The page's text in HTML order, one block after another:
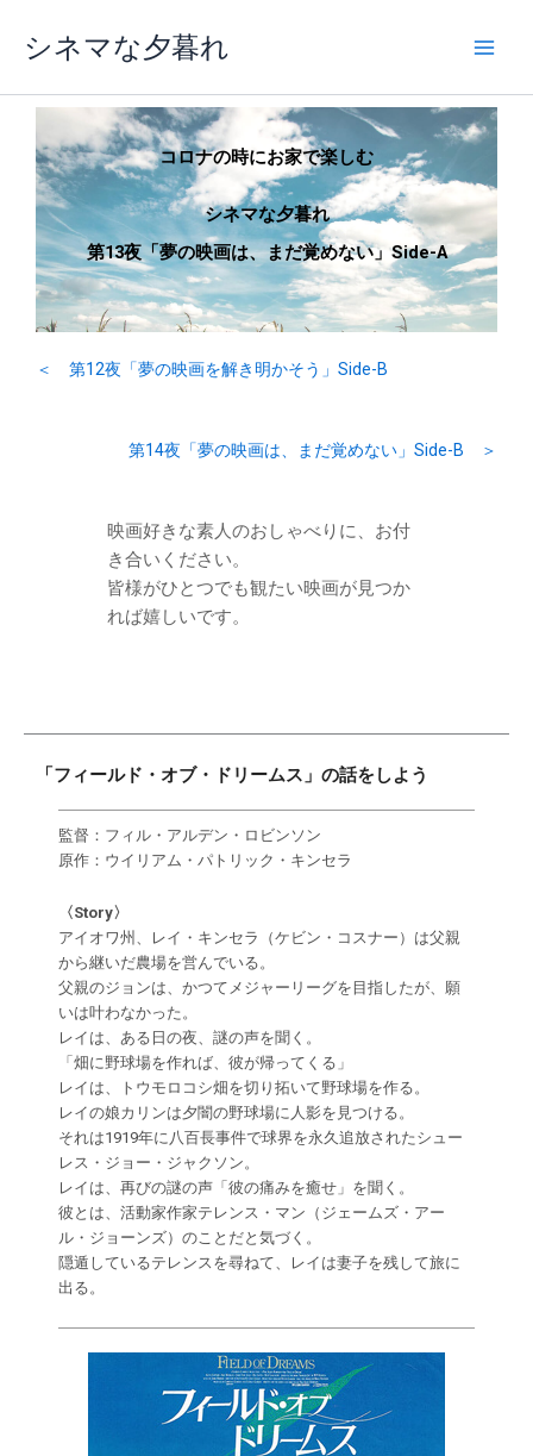
ス
シネマな夕暮れ
コロナの時にお家で楽しむ
シネマな夕暮れ
第13夜「夢の映画は、まだ覚めない」Side-A
＜ 第12夜「夢の映画を解き明かそう」Side-B
第14夜「夢の映画は、まだ覚めない」Side-B ＞
映画好きな素人のおしゃべりに、お付
き合いください。
皆様がひとつでも観たい映画が見つか
れば嬉しいです。
「フィールド・オブ・ドリームス」の話をしよう
監督：フィル・アルデン・ロビンソン
原作：ウイリアム・パトリック・キンセラ
〈Story〉
アイオワ州、レイ・キンセラ（ケビン・コスナー）は父親
から継いだ農場を営んでいる。
父親のジョンは、かつてメジャーリーグを目指したが、願
いは叶わなかった。
レイは、ある日の夜、謎の声を聞く。
「畑に野球場を作れば、彼が帰ってくる」
レイは、トウモロコシ畑を切り拓いて野球場を作る。
レイの娘カリンは夕闇の野球場に人影を見つける。
それは1919年に八百長事件で球界を永久追放されたシュー
レス・ジョー・ジャクソン。
レイは、再びの謎の声「彼の痛みを癒せ」を聞く。
彼とは、活動家作家テレンス・マン（ジェームズ・アー
ル・ジョーンズ）のことだと気づく。
隠遁しているテレンスを尋ねて、レイは妻子を残して旅に
出る。